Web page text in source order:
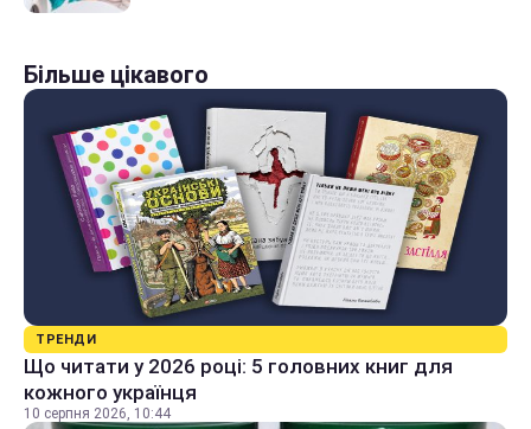
Більше цікавого
ТРЕНДИ
Що читати у 2026 році: 5 головних книг для
кожного українця
10 серпня 2026, 10:44